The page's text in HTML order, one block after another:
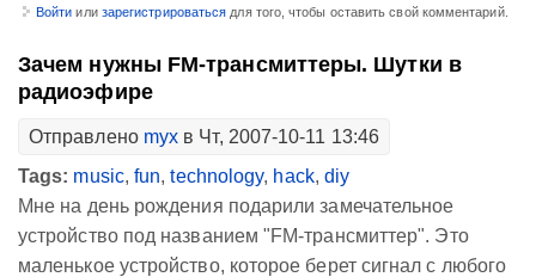
Войти или зарегистрироваться для того, чтобы оставить свой комментарий.
Зачем нужны FM-трансмиттеры. Шутки в
радиоэфире
Отправлено myx в Чт, 2007-10-11 13:46
Tags: music,fun,technology, hack, diy
Мне на день рождения подарили замечательное
устройство под названием "FM-трансмиттер". Это
маленькое устройство, которое берет сигнал с любого